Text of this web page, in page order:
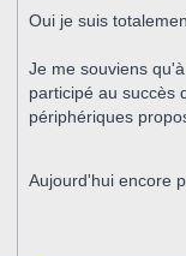
Oui je suis
Je me souviens
participé au succès
périphériques
Aujourd'hui encore